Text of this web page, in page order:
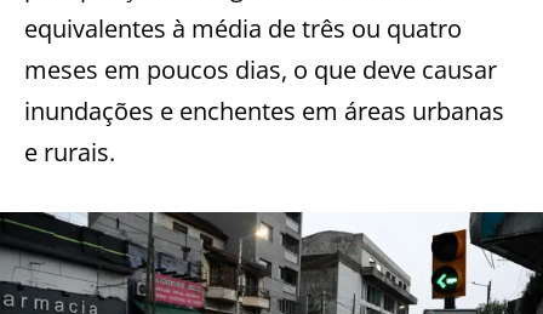
equivalentes à média de três ou quatro
meses em poucos dias, o que deve causar
inundações e enchentes em áreas urbanas
e rurais.